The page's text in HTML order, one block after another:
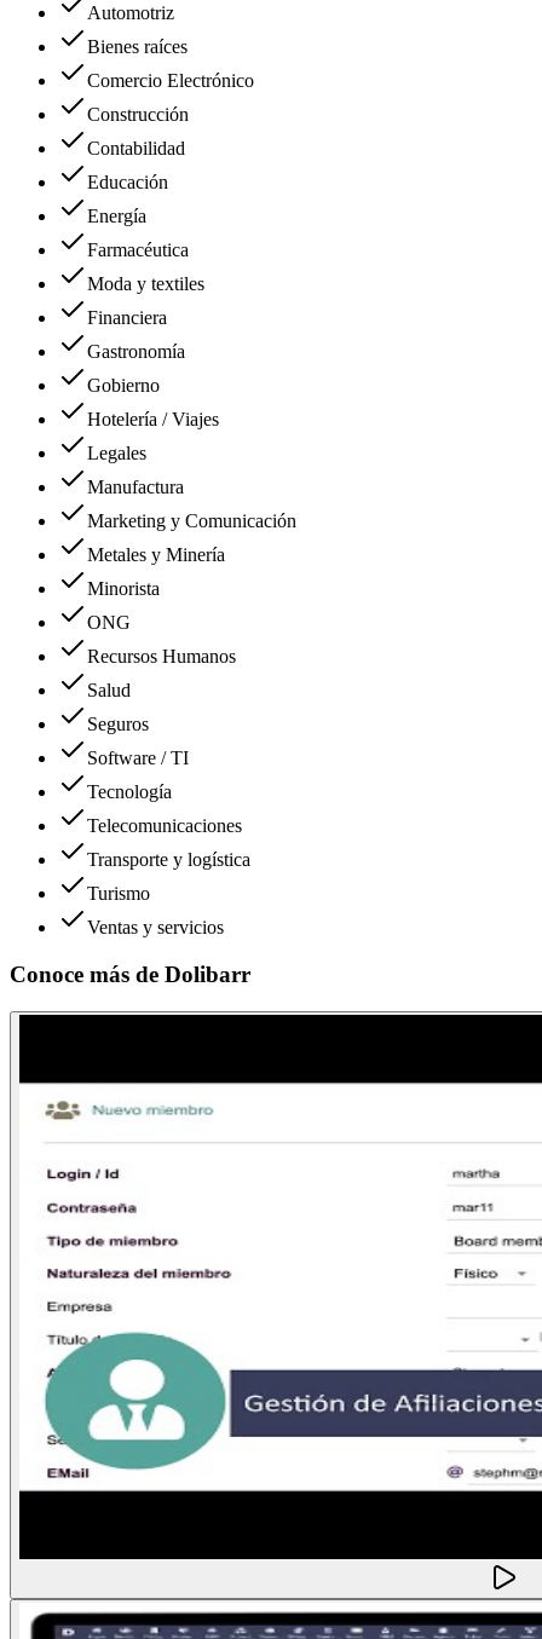
Automotriz
Bienes raíces
Comercio Electrónico
Construcción
Contabilidad
Educación
Energía
Farmacéutica
Moda y textiles
Financiera
Gastronomía
Gobierno
Hotelería / Viajes
Legales
Manufactura
Marketing y Comunicación
Metales y Minería
Minorista
ONG
Recursos Humanos
Salud
Seguros
Software / TI
Tecnología
Telecomunicaciones
Transporte y logística
Turismo
Ventas y servicios
Conoce más de Dolibarr